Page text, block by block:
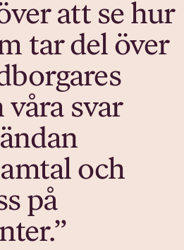
att se hur
tar del över
våra svar
och
på